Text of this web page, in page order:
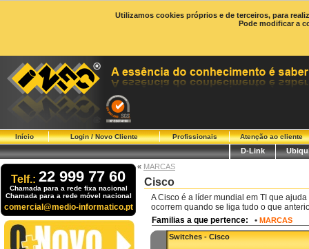
Utilizamos cookies próprios e de terceiros, para
Pode modificar a
Início Login / Novo Cliente Profissionais Atenção ao cliente
D-Link
Telf.: 22 999 77 60
Chamada para a rede fixa nacional
Chamada para a rede móvel nacional
comercial@medio-informatico.pt
« MARCAS
Cisco
A Cisco é a líder mundial em TI que
ocorrem quando se liga tudo o que
Familias a que pertence: • MARCAS
Switches - Cisco